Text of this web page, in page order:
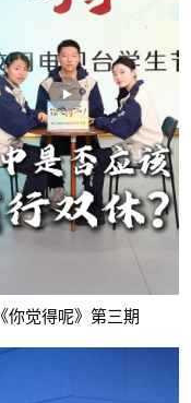
《你觉得呢》第三期